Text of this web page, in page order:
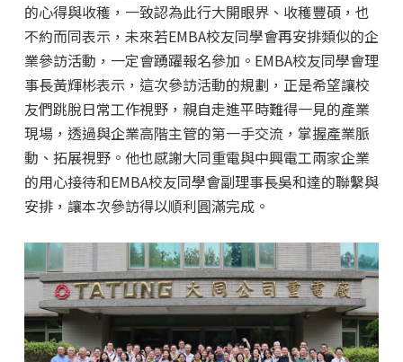
的心得與收穫，一致認為此行大開眼界、收穫豐碩，也
不約而同表示，未來若EMBA校友同學會再安排類似的企
業參訪活動，一定會踴躍報名參加。EMBA校友同學會理
事長黃輝彬表示，這次參訪活動的規劃，正是希望讓校
友們跳脫日常工作視野，親自走進平時難得一見的產業
現場，透過與企業高階主管的第一手交流，掌握產業脈
動、拓展視野。他也感謝大同重電與中興電工兩家企業
的用心接待和EMBA校友同學會副理事長吳和達的聯繫與
安排，讓本次參訪得以順利圓滿完成。